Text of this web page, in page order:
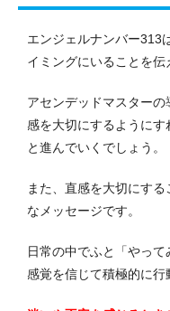
エンジェルナンバー313
イミングにいることを伝
アセンデッドマスター
感を大切にするように
と進んでいくでしょう。
また、直感を大切にす
なメッセージです。
日常の中でふと「やっ
感覚を信じて積極的に行